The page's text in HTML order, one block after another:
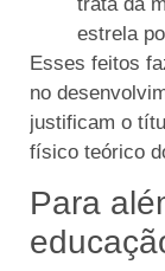
estrela
Esses feitos
no
justificam o
físico teórico
Para